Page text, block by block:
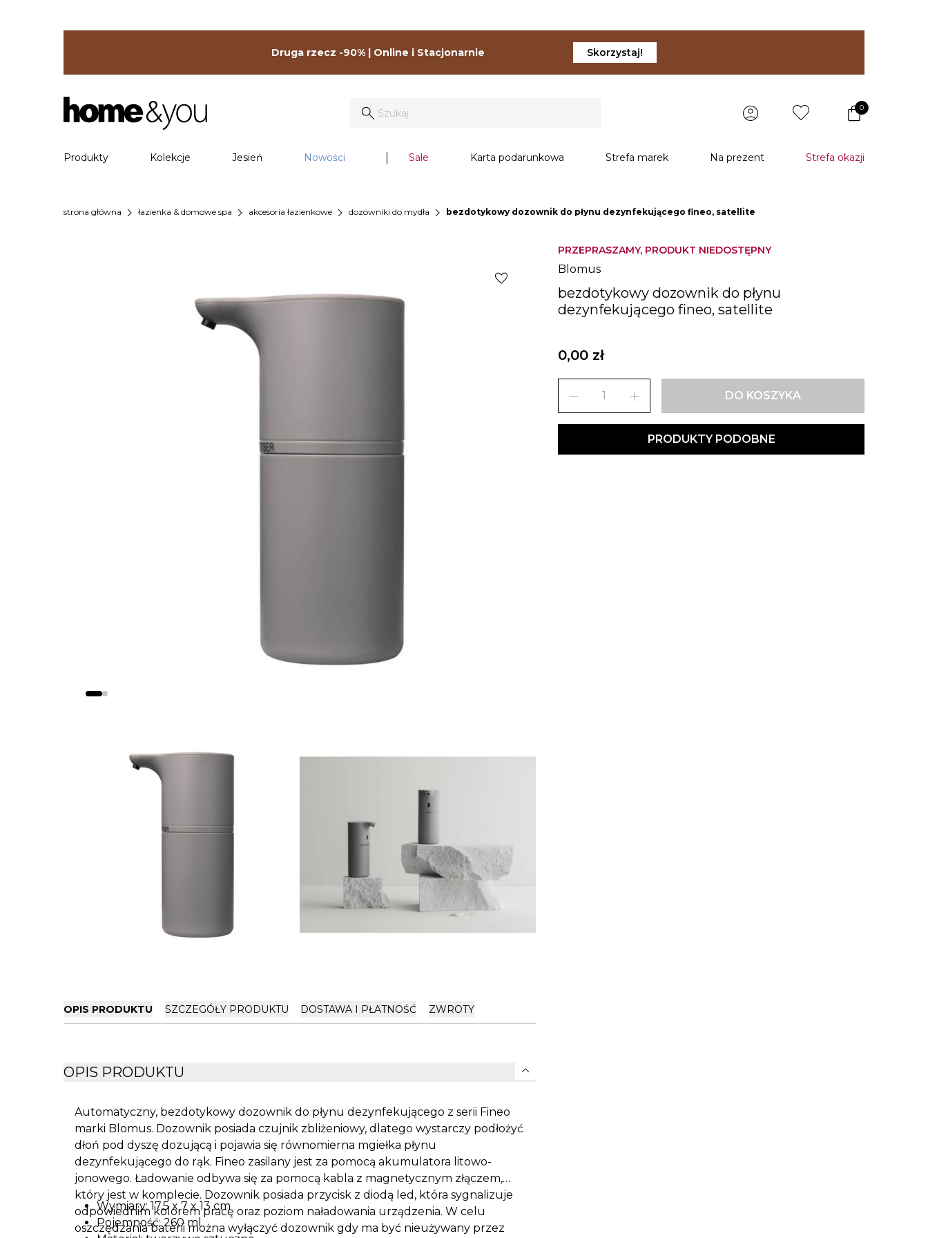
Druga rzecz -90% | Online i Stacjonarnie Skorzystaj!
0
Produkty Kolekcje Jesień Nowości Sale Karta podarunkowa Strefa marek Na prezent Strefa okazji
strona główna chevron_right łazienka & domowe spa chevron_right akcesoria łazienkowe chevron_right dozowniki do mydła chevron_right bezdotykowy dozownik do płynu dezynfekującego fineo, satellite
PRZEPRASZAMY, PRODUKT NIEDOSTĘPNY
Blomus
bezdotykowy dozownik do płynu
dezynfekującego fineo, satellite
0,00 zł
remove add DO KOSZYKA
PRODUKTY PODOBNE
favorite
OPIS PRODUKTU SZCZEGÓŁY PRODUKTU DOSTAWA I PŁATNOŚĆ ZWROTY
OPIS PRODUKTU expand_more
Automatyczny, bezdotykowy dozownik do płynu dezynfekującego z serii Fineo
marki Blomus. Dozownik posiada czujnik zbliżeniowy, dlatego wystarczy podłożyć
dłoń pod dyszę dozującą i pojawia się równomierna mgiełka płynu
dezynfekującego do rąk. Fineo zasilany jest za pomocą akumulatora litowo-
jonowego. Ładowanie odbywa się za pomocą kabla z magnetycznym złączem,
który jest w komplecie. Dozownik posiada przycisk z diodą led, która sygnalizuje
odpowiednim kolorem pracę oraz poziom naładowania urządzenia. W celu
oszczędzania baterii można wyłączyć dozownik gdy ma być nieużywany przez
Wymiary: 17,5 x 7 x 13 cm
Pojemność: 260 ml